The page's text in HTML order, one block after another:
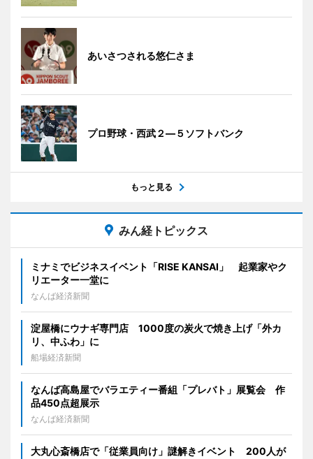
あいさつされる悠仁さま
プロ野球・西武２―５ソフトバンク
もっと見る
みん経トピックス
ミナミでビジネスイベント「RISE KANSAI」 起業家やク
リエーター一堂に
なんば経済新聞
淀屋橋にウナギ専門店 1000度の炭火で焼き上げ「外カ
リ、中ふわ」に
船場経済新聞
なんば高島屋でバラエティー番組「プレバト」展覧会 作
品450点超展示
なんば経済新聞
大丸心斎橋店で「従業員向け」謎解きイベント 200人が